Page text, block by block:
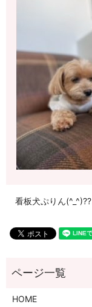
看板犬ぷりん(^_^)??
HOME